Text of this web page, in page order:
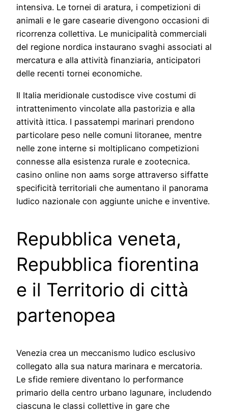
intensiva. Le tornei di aratura, i competizioni di
animali e le gare casearie divengono occasioni di
ricorrenza collettiva. Le municipalità commerciali
del regione nordica instaurano svaghi associati al
mercatura e alla attività finanziaria, anticipatori
delle recenti tornei economiche.
Il Italia meridionale custodisce vive costumi di
intrattenimento vincolate alla pastorizia e alla
attività ittica. I passatempi marinari prendono
particolare peso nelle comuni litoranee, mentre
nelle zone interne si moltiplicano competizioni
connesse alla esistenza rurale e zootecnica.
casino online non aams sorge attraverso siffatte
specificità territoriali che aumentano il panorama
ludico nazionale con aggiunte uniche e inventive.
Repubblica veneta,
Repubblica fiorentina
e il Territorio di città
partenopea
Venezia crea un meccanismo ludico esclusivo
collegato alla sua natura marinara e mercatoria.
Le sfide remiere diventano lo performance
primario della centro urbano lagunare, includendo
ciascuna le classi collettive in gare che